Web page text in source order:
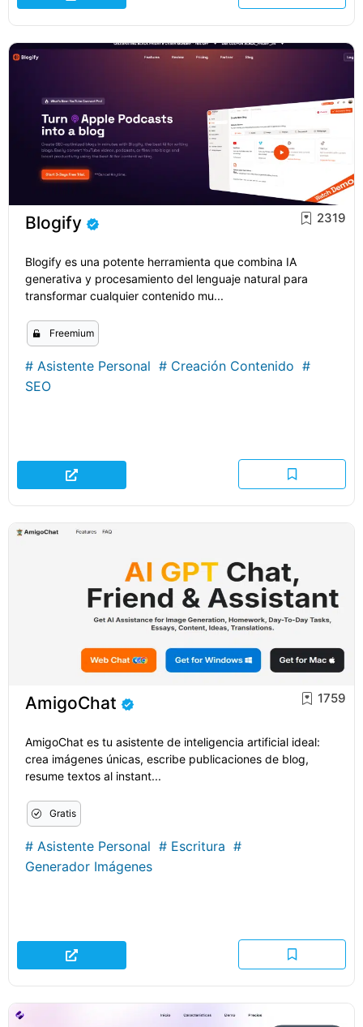
Blogify 2319
Blogify es una potente herramienta que combina IA
generativa y procesamiento del lenguaje natural para
transformar cualquier contenido mu...
Freemium
# Asistente Personal # Creación Contenido #
SEO
AmigoChat 1759
AmigoChat es tu asistente de inteligencia artificial ideal:
crea imágenes únicas, escribe publicaciones de blog,
resume textos al instant...
Gratis
# Asistente Personal # Escritura #
Generador Imágenes